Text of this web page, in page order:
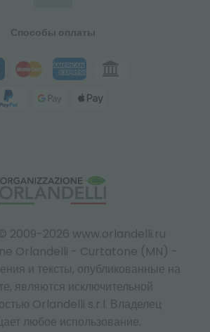
2009-2026 www.orlandelli.ru
Orlandelli - Curtatone (MN) -
и тексты, опубликованные на
являются исключительной
Orlandelli s.r.l. Владелец
любое использование.
Способы оплаты